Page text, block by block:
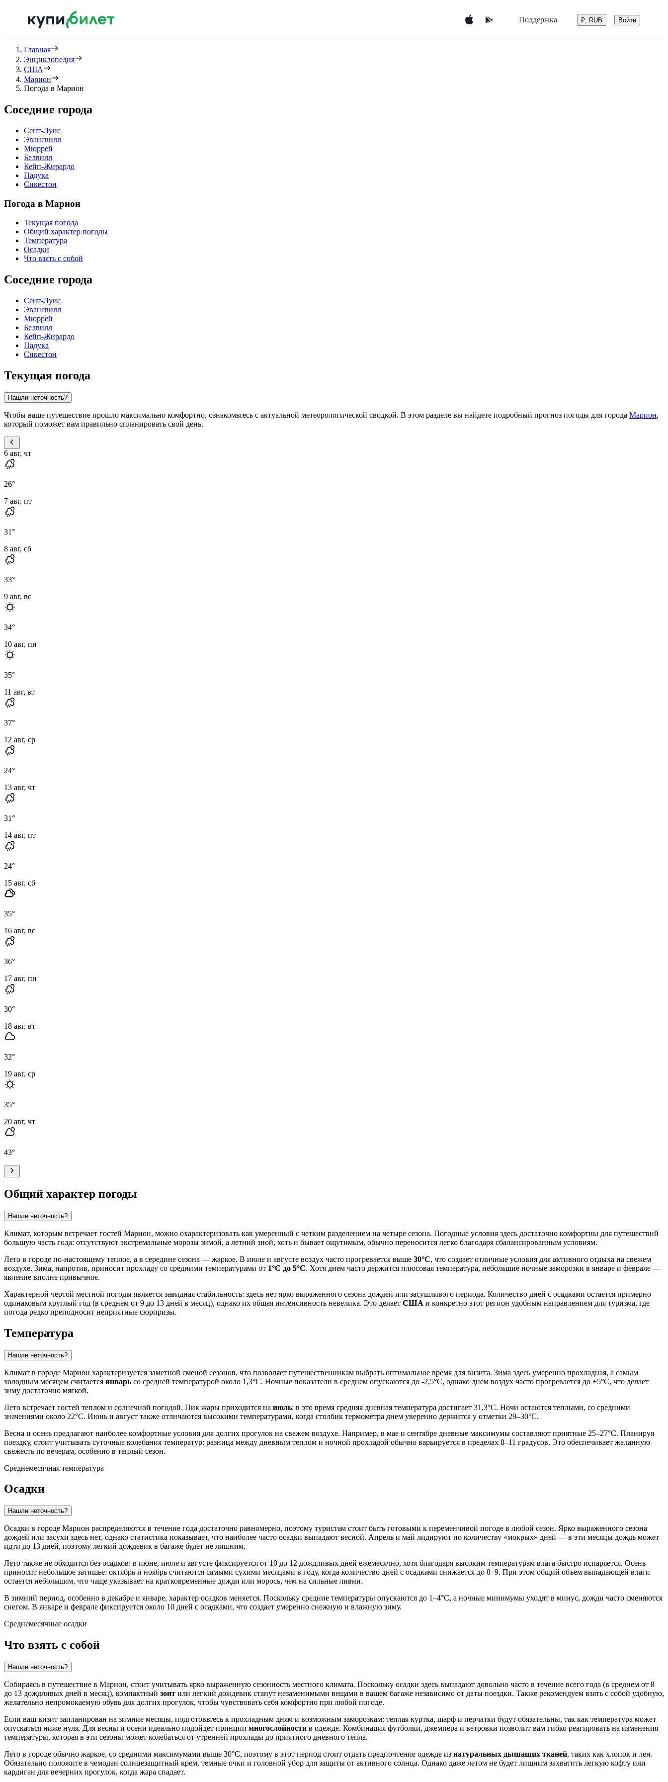
Поддержка ₽, RUB Войти
Главная
Энциклопедия
США
Марион
Погода в Марион
Соседние города
Сент-Луис
Эвансвилл
Мюррей
Белвилл
Кейп-Жирардо
Падука
Сикестон
Погода в Марион
Текущая погода
Общий характер погоды
Температура
Осадки
Что взять с собой
Соседние города
Сент-Луис
Эвансвилл
Мюррей
Белвилл
Кейп-Жирардо
Падука
Сикестон
Текущая погода
Нашли неточность?
Чтобы ваше путешествие прошло максимально комфортно, ознакомьтесь с актуальной метеорологической сводкой. В этом разделе вы найдете подробный прогноз погоды для города Марион,
который поможет вам правильно спланировать свой день.
6 авг, чт
26°
7 авг, пт
31°
8 авг, сб
33°
9 авг, вс
34°
10 авг, пн
35°
11 авг, вт
37°
12 авг, ср
24°
13 авг, чт
31°
14 авг, пт
24°
15 авг, сб
35°
16 авг, вс
36°
17 авг, пн
30°
18 авг, вт
32°
19 авг, ср
35°
20 авг, чт
43°
Общий характер погоды
Нашли неточность?
Климат, которым встречает гостей Марион, можно охарактеризовать как умеренный с четким разделением на четыре сезона. Погодные условия здесь достаточно комфортны для путешествий
большую часть года: отсутствуют экстремальные морозы зимой, а летний зной, хоть и бывает ощутимым, обычно переносится легко благодаря сбалансированным условиям.
Лето в городе по-настоящему теплое, а в середине сезона — жаркое. В июле и августе воздух часто прогревается выше 30°C, что создает отличные условия для активного отдыха на свежем
воздухе. Зима, напротив, приносит прохладу со средними температурами от 1°C до 5°C. Хотя днем часто держится плюсовая температура, небольшие ночные заморозки в январе и феврале —
явление вполне привычное.
Характерной чертой местной погоды является завидная стабильность: здесь нет ярко выраженного сезона дождей или засушливого периода. Количество дней с осадками остается примерно
одинаковым круглый год (в среднем от 9 до 13 дней в месяц), однако их общая интенсивность невелика. Это делает США и конкретно этот регион удобным направлением для туризма, где
погода редко преподносит неприятные сюрпризы.
Температура
Нашли неточность?
Климат в городе Марион характеризуется заметной сменой сезонов, что позволяет путешественникам выбрать оптимальное время для визита. Зима здесь умеренно прохладная, а самым
холодным месяцем считается январь со средней температурой около 1,3°C. Ночные показатели в среднем опускаются до -2,5°C, однако днем воздух часто прогревается до +5°C, что делает
зиму достаточно мягкой.
Лето встречает гостей теплом и солнечной погодой. Пик жары приходится на июль: в это время средняя дневная температура достигает 31,3°C. Ночи остаются теплыми, со средними
значениями около 22°C. Июнь и август также отличаются высокими температурами, когда столбик термометра днем уверенно держится у отметки 29–30°C.
Весна и осень предлагают наиболее комфортные условия для долгих прогулок на свежем воздухе. Например, в мае и сентябре дневные максимумы составляют приятные 25–27°C. Планируя
поездку, стоит учитывать суточные колебания температур: разница между дневным теплом и ночной прохладой обычно варьируется в пределах 8–11 градусов. Это обеспечивает желанную
свежесть по вечерам, особенно в теплый сезон.
Среднемесячная температура
Осадки
Нашли неточность?
Осадки в городе Марион распределяются в течение года достаточно равномерно, поэтому туристам стоит быть готовыми к переменчивой погоде в любой сезон. Ярко выраженного сезона
дождей или засухи здесь нет, однако статистика показывает, что наиболее часто осадки выпадают весной. Апрель и май лидируют по количеству «мокрых» дней — в эти месяцы дождь может
идти до 13 дней, поэтому легкий дождевик в багаже будет не лишним.
Лето также не обходится без осадков: в июне, июле и августе фиксируется от 10 до 12 дождливых дней ежемесячно, хотя благодаря высоким температурам влага быстро испаряется. Осень
приносит небольшое затишье: октябрь и ноябрь считаются самыми сухими месяцами в году, когда количество дней с осадками снижается до 8–9. При этом общий объем выпадающей влаги
остается небольшим, что чаще указывает на кратковременные дожди или морось, чем на сильные ливни.
В зимний период, особенно в декабре и январе, характер осадков меняется. Поскольку средние температуры опускаются до 1–4°C, а ночные минимумы уходят в минус, дожди часто сменяются
снегом. В январе и феврале фиксируется около 10 дней с осадками, что создает умеренно снежную и влажную зиму.
Среднемесячные осадки
Что взять с собой
Нашли неточность?
Собираясь в путешествие в Марион, стоит учитывать ярко выраженную сезонность местного климата. Поскольку осадки здесь выпадают довольно часто в течение всего года (в среднем от 8
до 13 дождливых дней в месяц), компактный зонт или легкий дождевик станут незаменимыми вещами в вашем багаже независимо от даты поездки. Также рекомендуем взять с собой удобную,
желательно непромокаемую обувь для долгих прогулок, чтобы чувствовать себя комфортно при любой погоде.
Если ваш визит запланирован на зимние месяцы, подготовьтесь к прохладным дням и возможным заморозкам: теплая куртка, шарф и перчатки будут обязательны, так как температура может
опускаться ниже нуля. Для весны и осени идеально подойдет принцип многослойности в одежде. Комбинация футболки, джемпера и ветровки позволит вам гибко реагировать на изменения
температуры, которая в эти сезоны может колебаться от утренней прохлады до приятного дневного тепла.
Лето в городе обычно жаркое, со средними максимумами выше 30°C, поэтому в этот период стоит отдать предпочтение одежде из натуральных дышащих тканей, таких как хлопок и лен.
Обязательно положите в чемодан солнцезащитный крем, темные очки и головной убор для защиты от активного солнца. Однако даже летом не будет лишним захватить легкую кофту или
кардиган для вечерних прогулок, когда жара спадает.